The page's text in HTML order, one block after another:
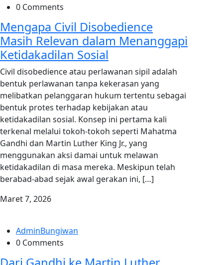
0 Comments
Mengapa Civil Disobedience
Masih Relevan dalam Menanggapi
Ketidakadilan Sosial
Civil disobedience atau perlawanan sipil adalah
bentuk perlawanan tanpa kekerasan yang
melibatkan pelanggaran hukum tertentu sebagai
bentuk protes terhadap kebijakan atau
ketidakadilan sosial. Konsep ini pertama kali
terkenal melalui tokoh-tokoh seperti Mahatma
Gandhi dan Martin Luther King Jr., yang
menggunakan aksi damai untuk melawan
ketidakadilan di masa mereka. Meskipun telah
berabad-abad sejak awal gerakan ini, […]
Maret 7, 2026
AdminBungiwan
0 Comments